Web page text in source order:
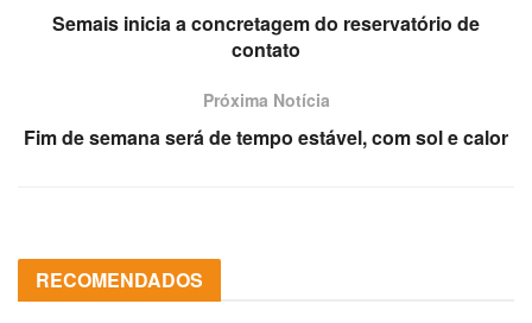
Semais inicia a concretagem do reservatório de
contato
Próxima Notícia
Fim de semana será de tempo estável, com sol e calor
RECOMENDADOS